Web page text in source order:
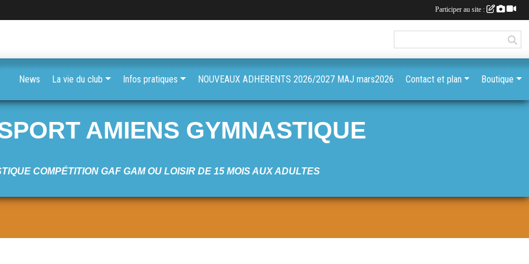
AMIENS GYMNASTIQUE
COMPÉTITION GAF GAM OU LOISIR DE 15 MOIS AUX ADULTES
News La vie du club Infos pratiques NOUVEAUX ADHERENTS 2026/2027 MAJ mars2026 Contact et plan Boutique
Participer au site :